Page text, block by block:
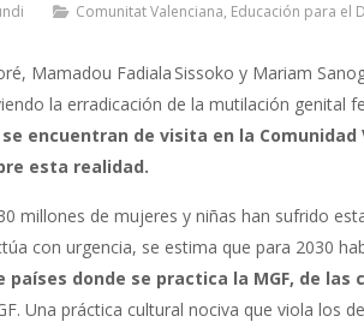
Comunitat Valenciana, Educación para el
Mamadou Fadiala Sissoko y Mariam
la erradicación de la mutilación genital
se encuentran de visita en la
esta realidad.
millones de mujeres y niñas han sufrido
con urgencia, se estima que para 2030
donde se practica la MGF, de las
Una práctica cultural nociva que viola los